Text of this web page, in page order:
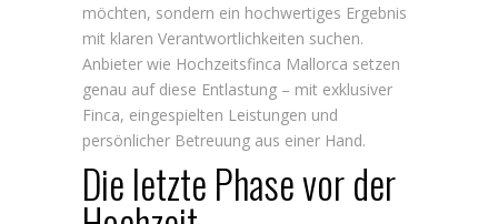
möchten, sondern ein hochwertiges Ergebnis
mit klaren Verantwortlichkeiten suchen.
Anbieter wie Hochzeitsfinca Mallorca setzen
genau auf diese Entlastung – mit exklusiver
Finca, eingespielten Leistungen und
persönlicher Betreuung aus einer Hand.
Die letzte Phase vor der